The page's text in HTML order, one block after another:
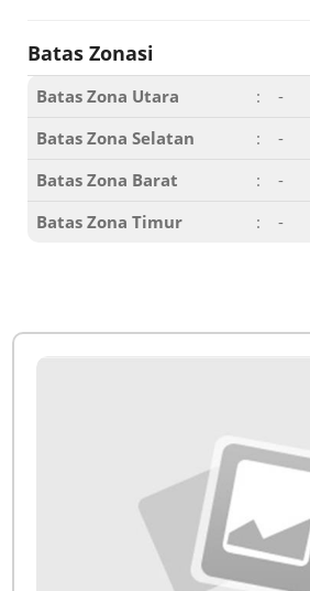
Batas Zonasi
Batas Zona Utara :
-
Batas Zona Selatan
:
-
Batas Zona Barat
:
-
Batas Zona Timur
: -